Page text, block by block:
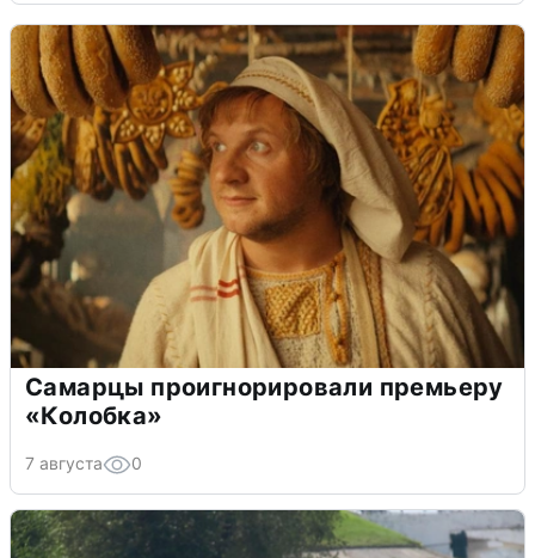
Самарцы проигнорировали премьеру
«Колобка»
7 августа 0